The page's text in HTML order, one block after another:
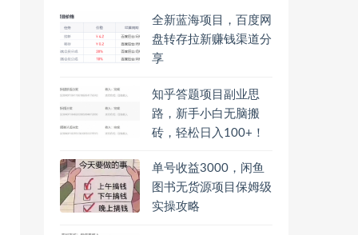
全新蓝海项目，百度网
盘转存拉新赚钱渠道分
享
知乎答题项目副业思
路，新手小白无脑搬
砖，轻松日入100+！
单号收益3000，闲鱼
图书无货源项目保姆级
实操攻略